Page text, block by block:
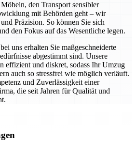
den Transport sensibler
mit Behörden geht – wir
Präzision. So können Sie sich
den Fokus auf das Wesentliche legen.
uns erhalten Sie maßgeschneiderte
abgestimmt sind. Unsere
effizient und diskret, sodass Ihr Umzug
auch so stressfrei wie möglich verläuft.
und Zuverlässigkeit einer
die seit Jahren für Qualität und